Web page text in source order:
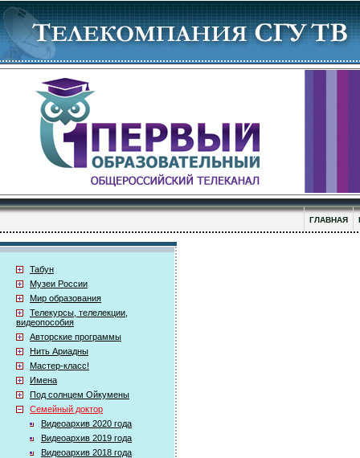
ГЛАВНАЯ
Табун
Музеи России
Мир образования
Телекурсы, телелекции,
видеопособия
Авторские программы
Нить Ариадны
Мастер-класс!
Имена
Под солнцем Ойкумены
Семейный доктор
Видеоархив 2020 года
Видеоархив 2019 года
Видеоархив 2018 года